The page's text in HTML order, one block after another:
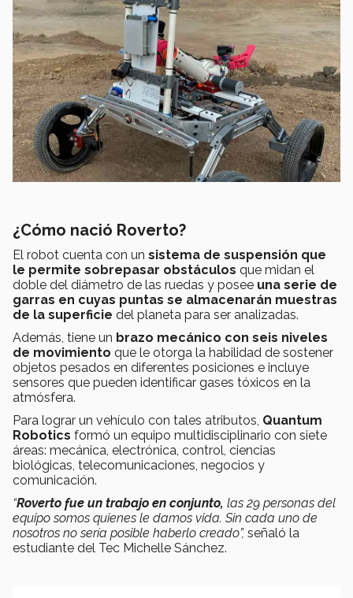
¿Cómo nació Roverto?
El robot cuenta con un sistema de suspensión que
le permite sobrepasar obstáculos que midan el
doble del diámetro de las ruedas y posee una serie de
garras en cuyas puntas se almacenarán muestras
de la superficie del planeta para ser analizadas.
Además, tiene un brazo mecánico con seis niveles
de movimiento que le otorga la habilidad de sostener
objetos pesados en diferentes posiciones e incluye
sensores que pueden identificar gases tóxicos en la
atmósfera.
Para lograr un vehículo con tales atributos, Quantum
Robotics formó un equipo multidisciplinario con siete
áreas: mecánica, electrónica, control, ciencias
biológicas, telecomunicaciones, negocios y
comunicación.
“Roverto fue un trabajo en conjunto, las 29 personas del
equipo somos quienes le damos vida. Sin cada uno de
nosotros no sería posible haberlo creado”, señaló la
estudiante del Tec Michelle Sánchez.